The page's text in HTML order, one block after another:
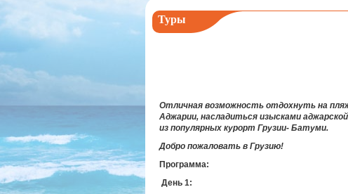
Туры
Отличная возможность отдохнуть на
Аджарии, насладиться изысками
из популярных курорт Грузии- Батуми.
Добро пожаловать в Грузию!
Программа:
День 1: